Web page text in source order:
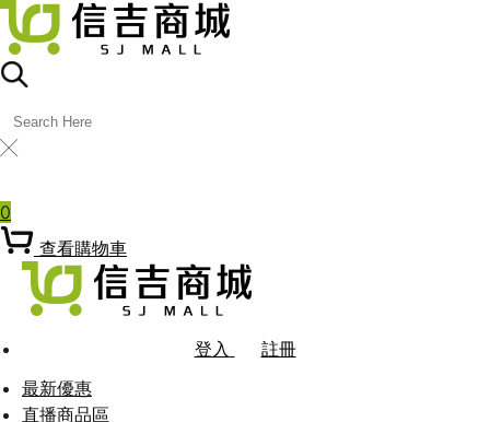
╳
0
查看購物車
登入
註冊
最新優惠
直播商品區